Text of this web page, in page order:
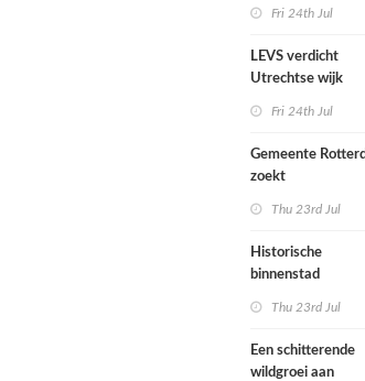
Fri 24th Jul
LEVS verdicht
Utrechtse wijk
Fri 24th Jul
Gemeente
zoekt
doorrekenen met
CO2-
Thu 23rd Jul
Historische
binnenstad
werelderfgoed
Thu 23rd Jul
Een schitterende
wildgroei aan